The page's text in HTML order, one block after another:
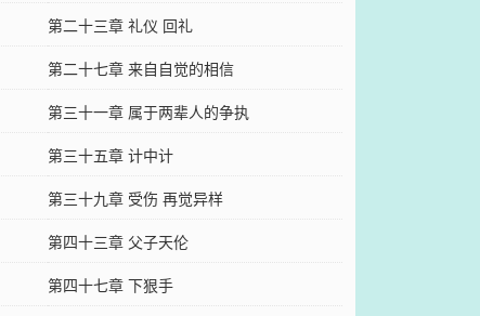
第二十三章 礼仪 回礼
第二十七章 来自自觉的相信
第三十一章 属于两辈人的争执
第三十五章 计中计
第三十九章 受伤 再觉异样
第四十三章 父子天伦
第四十七章 下狠手